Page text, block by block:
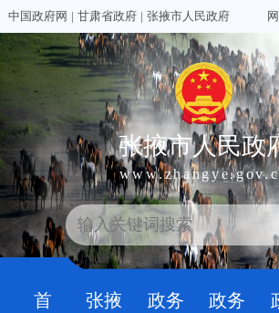
中国政府网 | 甘肃省政府 | 张掖市人民政府
张掖市人民政
首
张掖
政务
政务